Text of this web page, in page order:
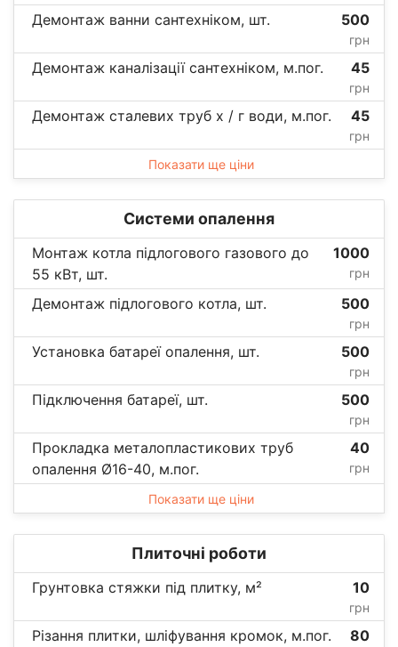
Демонтаж ванни сантехніком, шт. 500
грн
Демонтаж каналізації сантехніком, м.пог. 45
грн
Демонтаж сталевих труб х / г води, м.пог. 45
грн
Показати ще ціни
Системи опалення
Монтаж котла підлогового газового до
55 кВт, шт.
1000
грн
Демонтаж підлогового котла, шт. 500
грн
Установка батареї опалення, шт. 500
грн
Підключення батареї, шт. 500
грн
Прокладка металопластикових труб
опалення Ø16-40, м.пог.
40
грн
Показати ще ціни
Плиточні роботи
Грунтовка стяжки під плитку, м² 10
грн
Різання плитки, шліфування кромок, м.пог. 80